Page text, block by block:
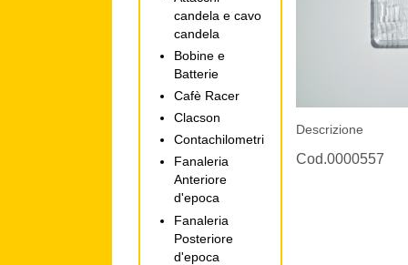
Descrizione
Cod.0000557
candela e cavo
candela
Bobine e
Batterie
Cafè Racer
Clacson
Contachilometri
Fanaleria
Anteriore
d'epoca
Fanaleria
Posteriore
d'epoca